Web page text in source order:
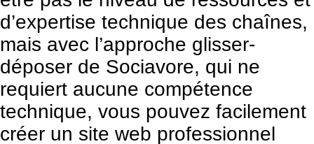
d’expertise technique des chaînes,
mais avec l’approche glisser-
déposer de Sociavore, qui ne
requiert aucune compétence
technique, vous pouvez facilement
créer un site web professionnel